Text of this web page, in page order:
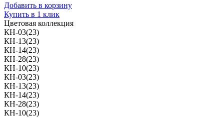
Добавить в корзину
Купить в 1 клик
Цветовая коллекция
КН-03(23)
КН-13(23)
КН-14(23)
КН-28(23)
КН-10(23)
КН-03(23)
КН-13(23)
КН-14(23)
КН-28(23)
КН-10(23)